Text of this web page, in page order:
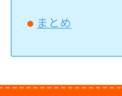
まとめ